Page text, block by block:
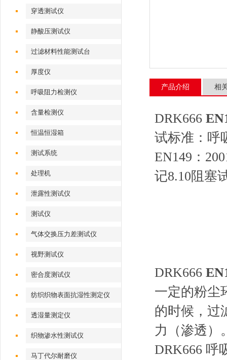
穿透测试仪
静酸压测试仪
过滤材料性能测试台
厚度仪
呼吸阻力检测仪
含量检测仪
恒温恒湿箱
测试系统
处理机
泄露性测试仪
测试仪
气体交换压力差测试仪
视野测试仪
密合度测试仪
纺织织物表面抗湿性测定仪
透湿量测定仪
织物渗水性测试仪
马丁代尔耐磨仪
产品介绍 相
DRK666
试标准：呼
EN149：
记8.10阻塞
DRK666
一定的粉尘
的时候，过
力（渗透）
DRK666 呼